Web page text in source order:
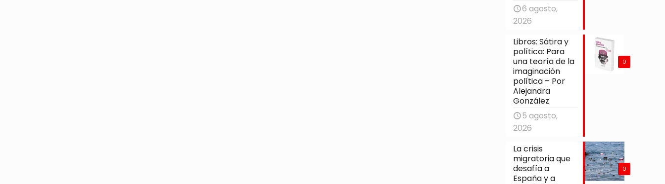
6 agosto,
2026
0
Libros: Sátira y
política: Para
una teoría de la
imaginación
política – Por
Alejandra
González
5 agosto,
2026
0
La crisis
migratoria que
desafía a
España y a